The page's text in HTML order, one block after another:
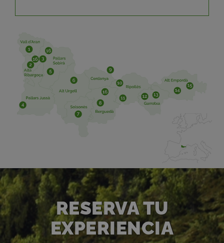
RESERVA TU
EXPERIENCIA